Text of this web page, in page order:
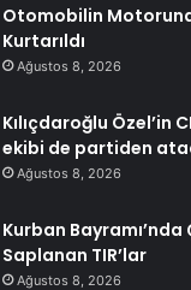
Otomobilin
Kurtarıldı
Ağustos 8, 2026
Kılıçdaroğlu Özel’in
ekibi de partiden
Ağustos 8, 2026
Kurban Bayramı’nda
Saplanan TIR’lar
Ağustos 8, 2026